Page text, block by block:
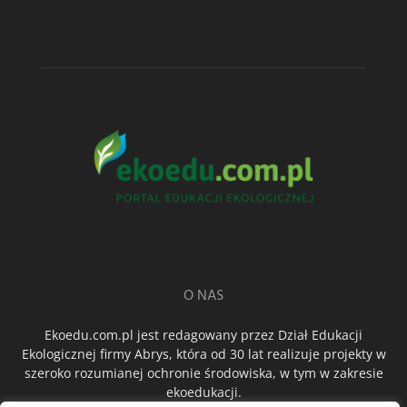
O NAS
Ekoedu.com.pl jest redagowany przez Dział Edukacji
Ekologicznej firmy Abrys, która od 30 lat realizuje projekty w
szeroko rozumianej ochronie środowiska, w tym w zakresie
ekoedukacji.